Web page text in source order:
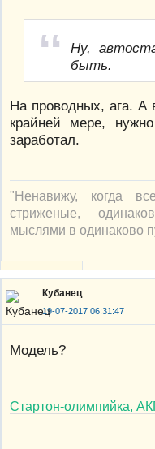
Ну,
быть.
На проводных, ага. А
крайней мере,
заработал.
"Ненавижу, когда
стриженые,
мыслями в одинаково
Кубанец
19-07-2017 06:31:47
Модель?
Стартон-олимпийка,